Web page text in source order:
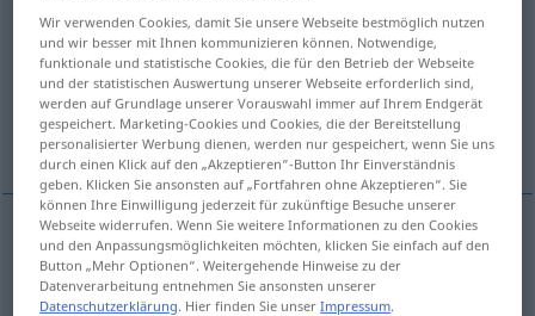
Übersicht aller Übersetzungen
(Für mehr Details die Übersetzung anklicken/antippen)
平ら な
平ら(な) [taira (na)] platt
Wir verwenden Cookies, damit Sie unsere Webseite bestmöglich nutzen
und wir besser mit Ihnen kommunizieren können. Notwendige,
funktionale und statistische Cookies, die für den Betrieb der Webseite
und der statistischen Auswertung unserer Webseite erforderlich sind,
werden auf Grundlage unserer Vorauswahl immer auf Ihrem Endgerät
gespeichert. Marketing-Cookies und Cookies, die der Bereitstellung
personalisierter Werbung dienen, werden nur gespeichert, wenn Sie uns
durch einen Klick auf den „Akzeptieren“-Button Ihr Einverständnis
geben. Klicken Sie ansonsten auf „Fortfahren ohne Akzeptieren“. Sie
können Ihre Einwilligung jederzeit für zukünftige Besuche unserer
Webseite widerrufen. Wenn Sie weitere Informationen zu den Cookies
und den Anpassungsmöglichkeiten möchten, klicken Sie einfach auf den
Button „Mehr Optionen“. Weitergehende Hinweise zu der
Datenverarbeitung entnehmen Sie ansonsten unserer
Datenschutzerklärung. Hier finden Sie unserImpressum.